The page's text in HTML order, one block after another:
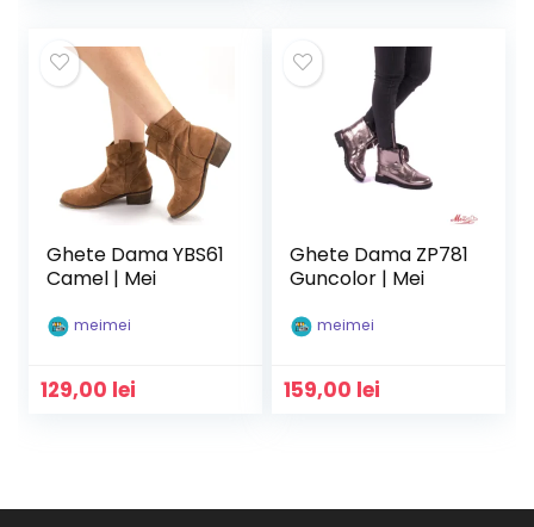
Ghete Dama YBS61
Camel | Mei
meimei
129,00 lei
Ghete Dama ZP781
Guncolor | Mei
meimei
159,00 lei